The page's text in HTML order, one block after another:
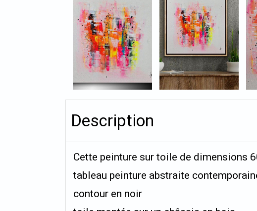
Description
Cette peinture sur toile de dimensions
tableau peinture abstraite
contour en noir